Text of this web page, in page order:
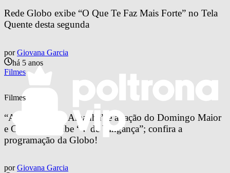
Rede Globo exibe “O Que Te Faz Mais Forte” no Tela
Quente desta segunda
por Giovana Garcia
há 5 anos
Filmes
Filmes
“A Vigilante do Amanhã” é atração do Domingo Maior
e Cinemaço exibe “V de Vingança”; confira a
programação da Globo!
por Giovana Garcia